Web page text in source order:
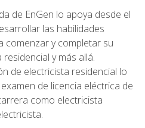
de EnGen lo apoya desde el
las habilidades
comenzar y completar su
y más allá.
de electricista residencial lo
de licencia eléctrica de
como electricista